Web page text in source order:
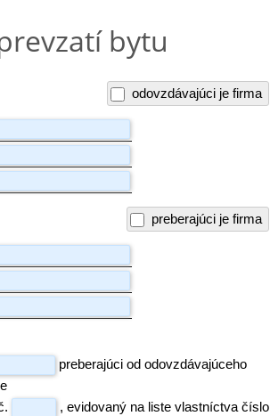
bytu
odovzdávajúci je firma
preberajúci je firma
preberajúci od odovzdávajúceho
, evidovaný na liste vlastníctva číslo